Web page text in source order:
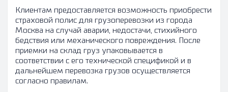
Клиентам предоставляется возможность приобрести
страховой полис для грузоперевозки из города
Москва на случай аварии, недостачи, стихийного
бедствия или механического повреждения. После
приемки на склад груз упаковывается в
соответствии с его технической спецификой и в
дальнейшем перевозка грузов осуществляется
согласно правилам.